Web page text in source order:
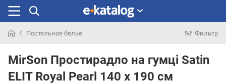
раньше
Постельное белье Фильтр
MirSon Простирадло на гумці Satin
ELIT Royal Pearl 140 х 190 см